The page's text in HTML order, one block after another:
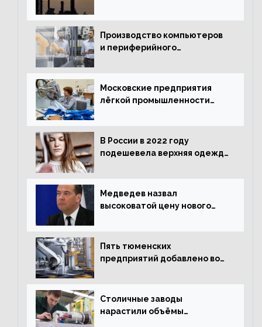
промышленности
Производство компьютеров
и периферийного
Московские предприятия
лёгкой промышленности
В России в 2022 году
подешевела верхняя одежда
Медведев назвал
высоковатой цену нового
Пять тюменских
предприятий добавлено во
туризма
Столичные заводы
нарастили объёмы